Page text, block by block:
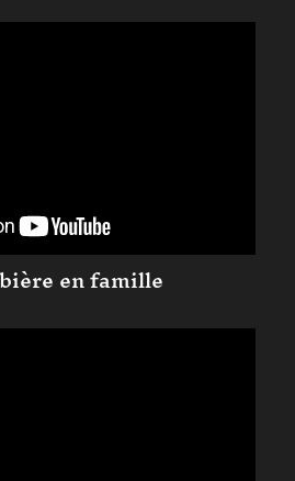
en famille